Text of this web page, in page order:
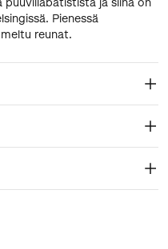
ja siinä on
Pienessä
reunat.